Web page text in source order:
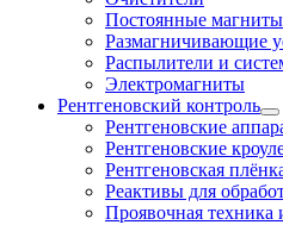
Постоянные магниты
Размагничивающие
Распылители и
Электромагниты
Рентгеновский контроль
Рентгеновские
Рентгеновские
Рентгеновская
Реактивы для
Проявочная техника